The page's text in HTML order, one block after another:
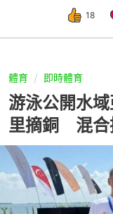
18
體育 即時體育
游泳公開水
里摘銅 混合